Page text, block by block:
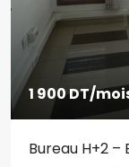
1 900 DT/
Bureau H+2 –